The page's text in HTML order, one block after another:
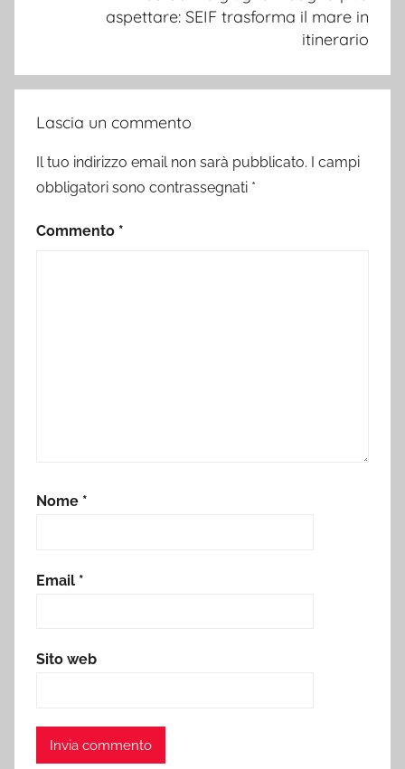
aspettare: SEIF trasforma il mare in
itinerario
Lascia un commento
Il tuo indirizzo email non sarà pubblicato.
I campi
obbligatori sono contrassegnati *
Commento *
Nome *
Email *
Sito web